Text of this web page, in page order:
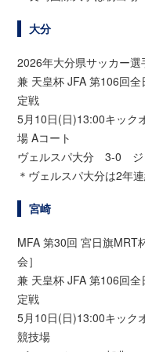
大分
2026年大分県サッカー
兼 天皇杯 JFA 第106回
定戦
5月10日(日)13:00キッ
場 Aコート
ヴェルスパ大分 3-0 ジ
＊ヴェルスパ大分は2年
宮崎
MFA 第30回 宮日旗MRT
会］
兼 天皇杯 JFA 第106回
定戦
5月10日(日)13:00キッ
競技場